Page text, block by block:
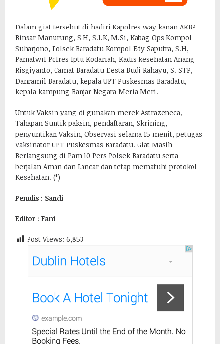
Dalam giat tersebut di hadiri Kapolres way kanan AKBP
Binsar Manurung, S.H, S.I.K, M.Si, Kabag Ops Kompol
Suharjono, Polsek Baradatu Kompol Edy Saputra, S.H,
Pamatwil Polres Iptu Kodariah, Kadis kesehatan Anang
Risgiyanto, Camat Baradatu Desta Budi Rahayu, S. STP,
Danramil Baradatu, kepala UPT Puskesmas Baradatu,
kepala kampung Banjar Negara Meria Meri.
Untuk Vaksin yang di gunakan merek Astrazeneca,
Tahapan Suntik paksin, pendaftaran, Skrining,
penyuntikan Vaksin, Observasi selama 15 menit, petugas
Vaksinator UPT Puskesmas Baradatu. Giat Masih
Berlangsung di Pam 10 Pers Polsek Baradatu serta
berjalan Aman dan Lancar dan tetap mematuhi protokol
Kesehatan. (*)
Penulis : Sandi
Editor : Fani
Post Views: 6,853